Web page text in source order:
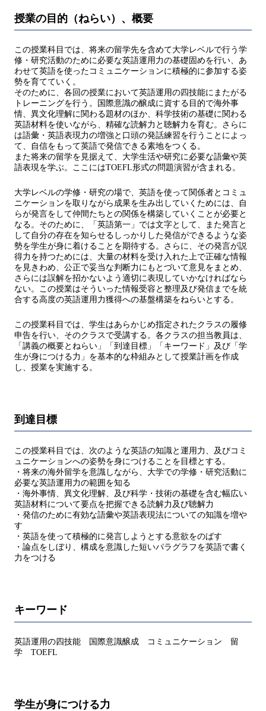
授業の目的（ねらい）、概要
この授業科目では、将来の留学先を含めて大学レベルで行う学
修・研究活動のために必要な英語運用力の基礎固めを行い、あ
わせて英語を使ったコミュニケーションに積極的に参加する姿
勢を育てていく。
そのために、各回の授業において英語運用の四技能にまたがる
トレーニングを行う。国際意識の醸成に資する目的で海外事
情、異文化理解に関わる題材のほか、科学技術の基礎に関わる
英語材料を使いながら、精確な読解力と聴解力を育む。さらに
は語彙・英語表現力の増強と口頭の発話練習を行うことによっ
て、自信をもって英語で発信できる素地をつくる。
また将来の留学を見据えて、大学生活や研究に必要な語彙や英
語表現を学ぶ。ここにはTOEFL形式の問題演習が含まれる。
大学レベルの学修・研究の場で、英語を使って関係者とコミュ
ニケーションを取りながら成果を生み出していくためには、自
らが発言をして仲間たちとの関係を構築していくことが必要と
なる。そのために、「英語第一」では文字として、また発言と
して自分の存在を知らせるしっかりした発信ができるような姿
勢を学生が身に着けることを期待する。さらに、その発言が説
得力を持つためには、大量の材料を受け入れた上で正確な情報
を見きわめ、公正で妥当な判断力にもとづいて意見をまとめ、
さらには誤解を招かないよう適切に表現していかなければなら
ない。この授業はそういった情報受容と整理及び発信までを統
合する高度の英語運用力獲得への基盤構築をねらいとする。
この授業科目では、学生はあらかじめ指定されたクラスの履修
申告を行い、そのクラスで受講する。各クラスの担当教員は、
「講義の概要とねらい」「到達目標」「キーワード」及び「学
生が身につける力」を基本的な枠組みとして授業計画を作成
し、授業を実施する。
到達目標
この授業科目では、次のような英語の知識と運用力、及びコミ
ュニケーションへの姿勢を身につけることを目標とする。
・将来の海外留学を意識しながら、大学での学修・研究活動に
必要な英語運用力の範囲を知る
・海外事情、異文化理解、及び科学・技術の基礎を含む幅広い
英語材料について要点を把握できる読解力及び聴解力
・発信のために有効な語彙や英語表現法についての知識を増や
す
・英語を使って積極的に発言しようとする意欲をのばす
・論点をしぼり、構成を意識した短いパラグラフを英語で書く
力をつける
キーワード
英語運用の四技能 国際意識醸成 コミュニケーション 留
学 TOEFL
学生が身につける力